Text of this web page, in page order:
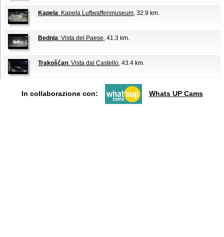
Kapela: Kapela Luftwaffenmuseum, 32.9 km.
Bednja: Vista del Paese, 41.3 km.
Trakošćan: Vista dal Castello, 43.4 km.
In collaborazione con: Whats UP Cams